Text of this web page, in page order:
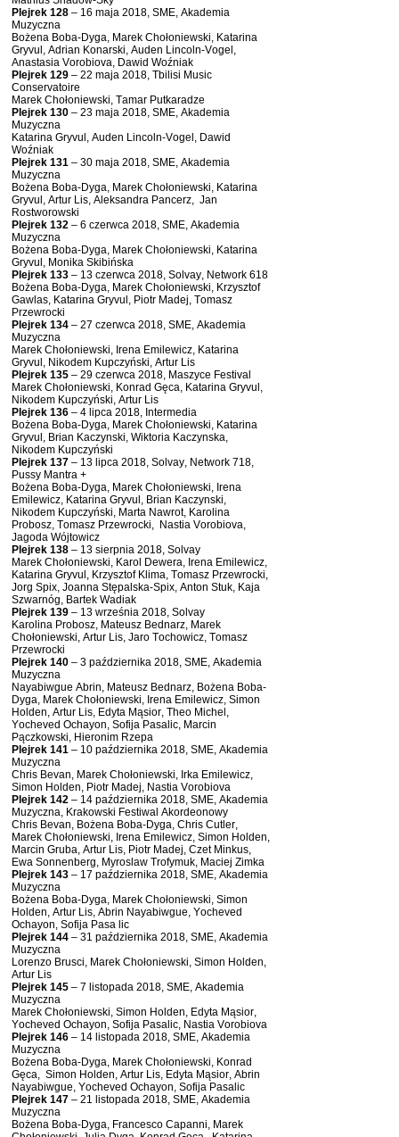
Plejrek 128 – 16 maja 2018, SME, Akademia
Muzyczna
Bożena Boba-Dyga, Marek Chołoniewski, Katarina
Gryvul, Adrian Konarski, Auden Lincoln-Vogel,
Anastasia Vorobiova, Dawid Woźniak
Plejrek 129 – 22 maja 2018, Tbilisi Music
Conservatoire
Marek Chołoniewski, Tamar Putkaradze
Plejrek 130 – 23 maja 2018, SME, Akademia
Muzyczna
Katarina Gryvul, Auden Lincoln-Vogel, Dawid
Woźniak
Plejrek 131 – 30 maja 2018, SME, Akademia
Muzyczna
Bożena Boba-Dyga, Marek Chołoniewski, Katarina
Gryvul, Artur Lis, Aleksandra Pancerz, Jan
Rostworowski
Plejrek 132 – 6 czerwca 2018, SME, Akademia
Muzyczna
Bożena Boba-Dyga, Marek Chołoniewski, Katarina
Gryvul, Monika Skibińska
Plejrek 133 – 13 czerwca 2018, Solvay, Network 618
Bożena Boba-Dyga, Marek Chołoniewski, Krzysztof
Gawlas, Katarina Gryvul, Piotr Madej, Tomasz
Przewrocki
Plejrek 134 – 27 czerwca 2018, SME, Akademia
Muzyczna
Marek Chołoniewski, Irena Emilewicz, Katarina
Gryvul, Nikodem Kupczyński, Artur Lis
Plejrek 135 – 29 czerwca 2018, Maszyce Festival
Marek Chołoniewski, Konrad Gęca, Katarina Gryvul,
Nikodem Kupczyński, Artur Lis
Plejrek 136 – 4 lipca 2018, Intermedia
Bożena Boba-Dyga, Marek Chołoniewski, Katarina
Gryvul, Brian Kaczynski, Wiktoria Kaczynska,
Nikodem Kupczyński
Plejrek 137 – 13 lipca 2018, Solvay, Network 718,
Pussy Mantra +
Bożena Boba-Dyga, Marek Chołoniewski, Irena
Emilewicz, Katarina Gryvul, Brian Kaczynski,
Nikodem Kupczyński, Marta Nawrot, Karolina
Probosz, Tomasz Przewrocki, Nastia Vorobiova,
Jagoda Wójtowicz
Plejrek 138 – 13 sierpnia 2018, Solvay
Marek Chołoniewski, Karol Dewera, Irena Emilewicz,
Katarina Gryvul, Krzysztof Klima, Tomasz Przewrocki,
Jorg Spix, Joanna Stępalska-Spix, Anton Stuk, Kaja
Szwarnóg, Bartek Wadiak
Plejrek 139 – 13 września 2018, Solvay
Karolina Probosz, Mateusz Bednarz, Marek
Chołoniewski, Artur Lis, Jaro Tochowicz, Tomasz
Przewrocki
Plejrek 140 – 3 października 2018, SME, Akademia
Muzyczna
Nayabiwgue Abrin, Mateusz Bednarz, Bożena Boba-
Dyga, Marek Chołoniewski, Irena Emilewicz, Simon
Holden, Artur Lis, Edyta Mąsior, Theo Michel,
Yocheved Ochayon, Sofija Pasalic, Marcin
Pączkowski, Hieronim Rzepa
Plejrek 141 – 10 października 2018, SME, Akademia
Muzyczna
Chris Bevan, Marek Chołoniewski, Irka Emilewicz,
Simon Holden, Piotr Madej, Nastia Vorobiova
Plejrek 142 – 14 października 2018, SME, Akademia
Muzyczna, Krakowski Festiwal Akordeonowy
Chris Bevan, Bożena Boba-Dyga, Chris Cutler,
Marek Chołoniewski, Irena Emilewicz, Simon Holden,
Marcin Gruba, Artur Lis, Piotr Madej, Czet Minkus,
Ewa Sonnenberg, Myroslaw Trofymuk, Maciej Zimka
Plejrek 143 – 17 października 2018, SME, Akademia
Muzyczna
Bożena Boba-Dyga, Marek Chołoniewski, Simon
Holden, Artur Lis, Abrin Nayabiwgue, Yocheved
Ochayon, Sofija Pasa lic
Plejrek 144 – 31 października 2018, SME, Akademia
Muzyczna
Lorenzo Brusci, Marek Chołoniewski, Simon Holden,
Artur Lis
Plejrek 145 – 7 listopada 2018, SME, Akademia
Muzyczna
Marek Chołoniewski, Simon Holden, Edyta Mąsior,
Yocheved Ochayon, Sofija Pasalic, Nastia Vorobiova
Plejrek 146 – 14 listopada 2018, SME, Akademia
Muzyczna
Bożena Boba-Dyga, Marek Chołoniewski, Konrad
Gęca, Simon Holden, Artur Lis, Edyta Mąsior, Abrin
Nayabiwgue, Yocheved Ochayon, Sofija Pasalic
Plejrek 147 – 21 listopada 2018, SME, Akademia
Muzyczna
Bożena Boba-Dyga, Francesco Capanni, Marek